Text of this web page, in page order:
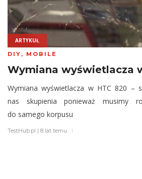
ARTYKUŁ
DIY , MOBILE
Wymiana wyświetlacza
Wymiana wyświetlacza w HTC 820 –
nas skupienia ponieważ musimy
do samego korpusu
TestHub.pl | 8 lat temu